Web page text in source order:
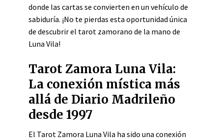
donde las cartas se convierten en un vehículo de
sabiduría. ¡No te pierdas esta oportunidad única
de descubrir el tarot zamorano de la mano de
Luna Vila!
Tarot Zamora Luna Vila:
La conexión mística más
allá de Diario Madrileño
desde 1997
El Tarot Zamora Luna Vila ha sido una conexión